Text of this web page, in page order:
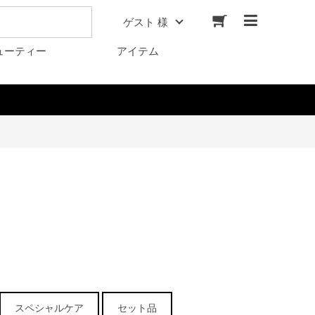
ゲスト 様
ーティー アイテム
スペシャルケア セット品